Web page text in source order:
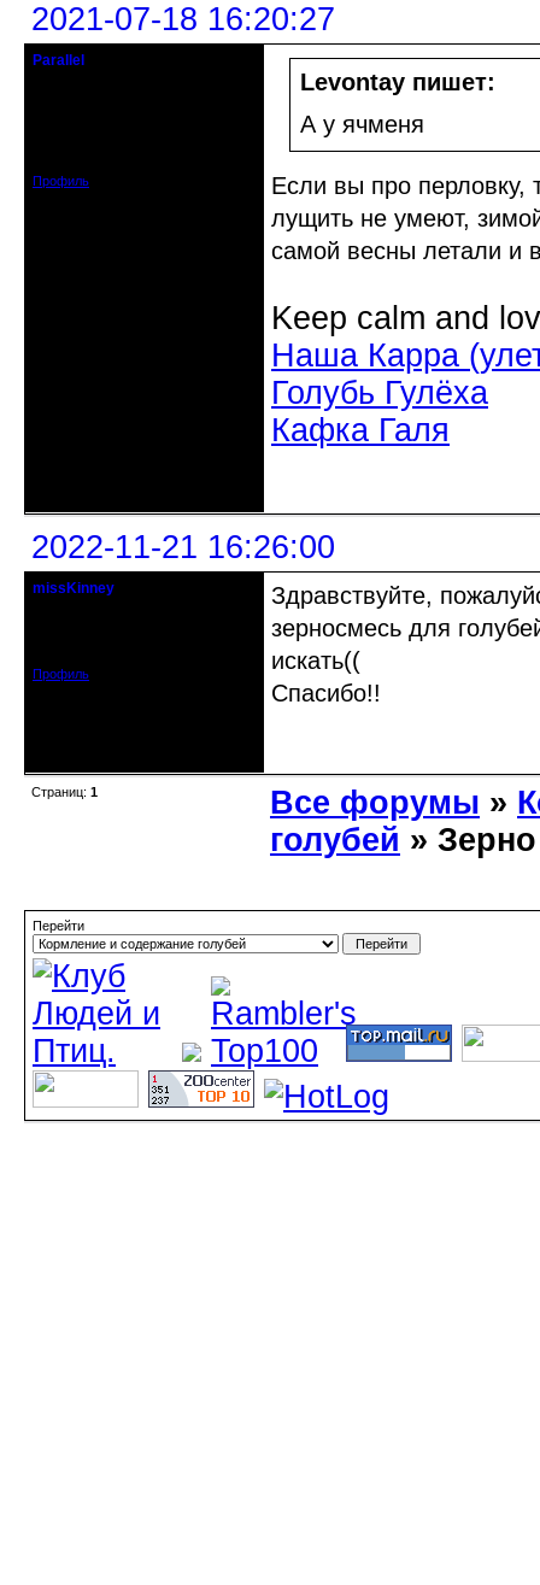
2021-07-18 16:20:27
Parallel
Профиль
Levontay пишет:
А у ячменя
Если вы про перловку,
лущить не умеют,
самой весны летали и
Keep calm and
Наша Карра
Голубь Гулёха
Кафка Галя
2022-11-21 16:26:00
missKinney
Профиль
Здравствуйте,
зерносмесь для
искать((
Спасибо!!
Страниц: 1 Все форумы »
голубей »
Перейти